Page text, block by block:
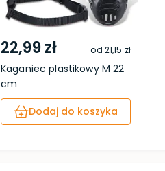
22,99 zł od 21,15 zł
Kaganiec plastikowy M 22
cm
Dodaj do koszyka